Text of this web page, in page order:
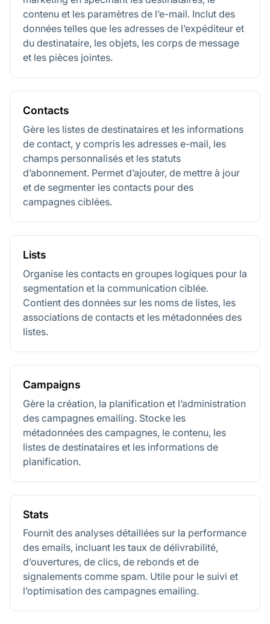
contenu et les paramètres de l’e-mail. Inclut des
données telles que les adresses de l’expéditeur et
du destinataire, les objets, les corps de message
et les pièces jointes.
Contacts
Gère les listes de destinataires et les informations
de contact, y compris les adresses e-mail, les
champs personnalisés et les statuts
d’abonnement. Permet d’ajouter, de mettre à jour
et de segmenter les contacts pour des
campagnes ciblées.
Lists
Organise les contacts en groupes logiques pour la
segmentation et la communication ciblée.
Contient des données sur les noms de listes, les
associations de contacts et les métadonnées des
listes.
Campaigns
Gère la création, la planification et l’administration
des campagnes emailing. Stocke les
métadonnées des campagnes, le contenu, les
listes de destinataires et les informations de
planification.
Stats
Fournit des analyses détaillées sur la performance
des emails, incluant les taux de délivrabilité,
d’ouvertures, de clics, de rebonds et de
signalements comme spam. Utile pour le suivi et
l’optimisation des campagnes emailing.